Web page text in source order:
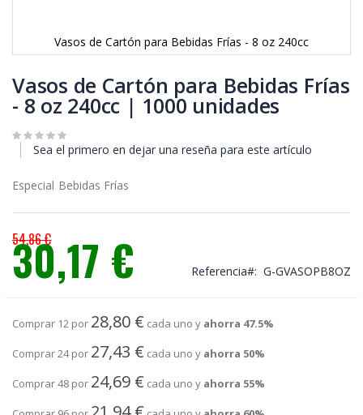
Vasos de Cartón para Bebidas Frías - 8 oz 240cc
al
comienzo
de
galería
Vasos de Cartón para Bebidas Frías
- 8 oz 240cc | 1000 unidades
Sea el primero en dejar una reseña para este artículo
Especial Bebidas Frías
54,86 €
Precio
especial
30,17 € Referencia G-GVASOPB8OZ
Comprar 12 por 28,80 € cada uno y ahorra 47.5%
Comprar 24 por 27,43 € cada uno y ahorra 50%
Comprar 48 por 24,69 € cada uno y ahorra 55%